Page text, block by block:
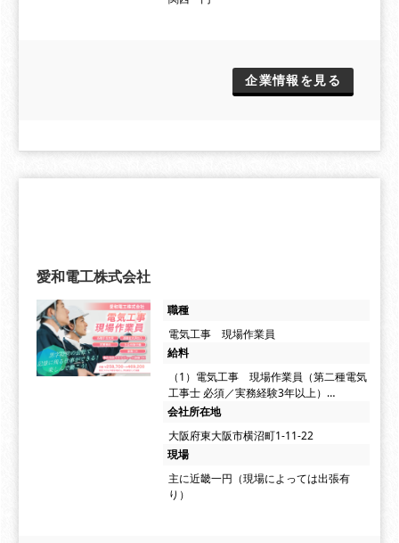
企業情報を見る
愛和電工株式会社
職種
電気工事 現場作業員
給料
（1）電気工事 現場作業員（第二種電気
工事士 必須／実務経験3年以上）…
会社所在地
大阪府東大阪市横沼町1-11-22
現場
主に近畿一円（現場によっては出張有
り）